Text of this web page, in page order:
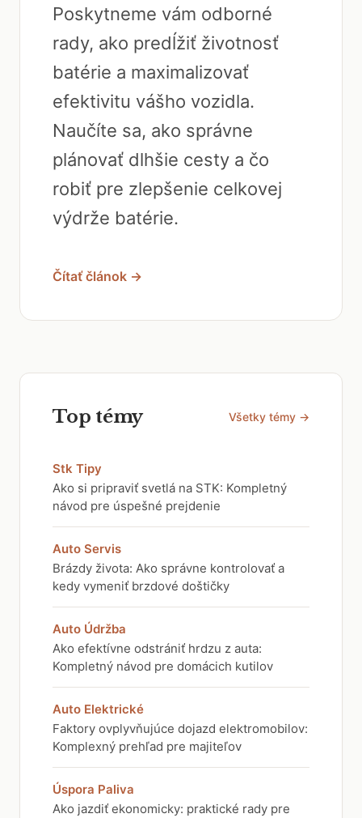
Poskytneme vám odborné
rady, ako predĺžiť životnosť
batérie a maximalizovať
efektivitu vášho vozidla.
Naučíte sa, ako správne
plánovať dlhšie cesty a čo
robiť pre zlepšenie celkovej
výdrže batérie.
Čítať článok →
Top témy Všetky témy →
Stk Tipy
Ako si pripraviť svetlá na STK: Kompletný
návod pre úspešné prejdenie
Auto Servis
Brázdy života: Ako správne kontrolovať a
kedy vymeniť brzdové doštičky
Auto Údržba
Ako efektívne odstrániť hrdzu z auta:
Kompletný návod pre domácich kutilov
Auto Elektrické
Faktory ovplyvňujúce dojazd elektromobilov:
Komplexný prehľad pre majiteľov
Úspora Paliva
Ako jazdiť ekonomicky: praktické rady pre